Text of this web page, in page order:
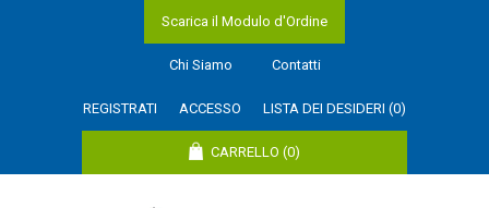
Scarica il Modulo d'Ordine
Chi Siamo Contatti
REGISTRATI ACCESSO LISTA DEI DESIDERI (0)
CARRELLO (0)